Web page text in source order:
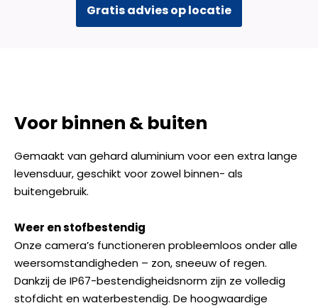
Gratis advies op locatie
Voor binnen & buiten
Gemaakt van gehard aluminium voor een extra lange
levensduur, geschikt voor zowel binnen- als
buitengebruik.
Weer en stofbestendig
Onze camera’s functioneren probleemloos onder alle
weersomstandigheden – zon, sneeuw of regen.
Dankzij de IP67-bestendigheidsnorm zijn ze volledig
stofdicht en waterbestendig. De hoogwaardige